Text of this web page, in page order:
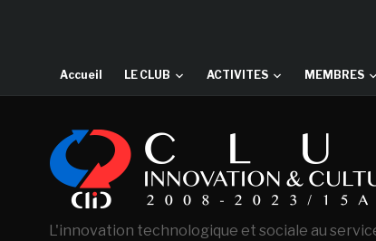
Accueil LE CLUB ACTIVITES MEMBRES
L'innovation technologique et sociale au